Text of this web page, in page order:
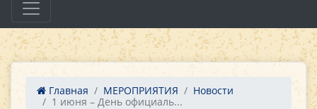
Главная МЕРОПРИЯТИЯ
Новости
1 июня – День официаль...